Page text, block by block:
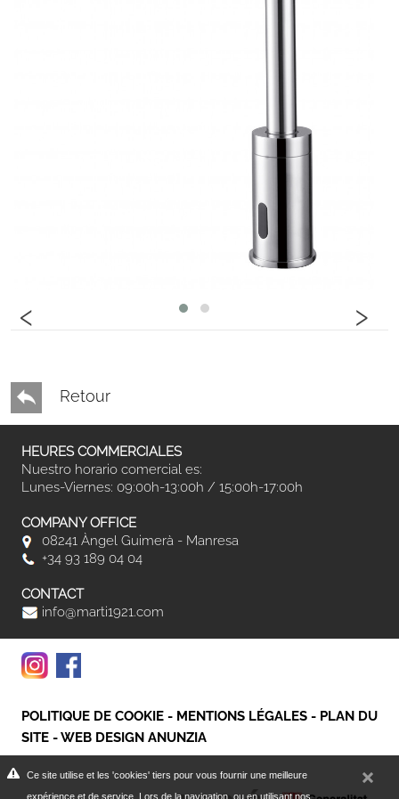
Ce site utilise et les 'cookies' tiers pour vous fournir une meilleure
expérience et de service. Lors de la navigation, ou en utilisant nos
‹ ›
Retour
HEURES COMMERCIALES
Nuestro horario comercial es:
Lunes-Viernes: 09:00h-13:00h / 15:00h-17:00h
COMPANY OFFICE
08241 Àngel Guimerà - Manresa
+34 93 189 04 04
CONTACT
info@marti1921.com
POLITIQUE DE COOKIE - MENTIONS LÉGALES - PLAN DU
SITE -WEB DESIGN ANUNZIA